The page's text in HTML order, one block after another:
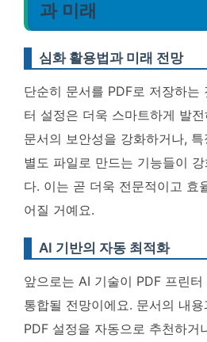
과 미래
심화 활용법과 미래 전망
단순히 문서를 PDF로 저장하는
터 설정은 더욱 스마트하게 발
문서의 보안성을 강화하거나,
별도 파일로 만드는 기능들이
다. 이는 곧 더욱 전문적이고 효
어질 거예요.
AI 기반의 자동 최적화
앞으로는 AI 기술이 PDF 프린
통합될 전망이에요. 문서의 내
PDF 설정을 자동으로 추천하거